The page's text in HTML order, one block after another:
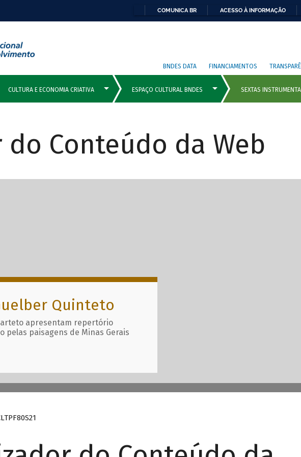
COMUNICA BR ACESSO À INFORMAÇÃO
BNDES DATA FINANCIAMENTOS
Conteúdo da Web
com
Quinteto
apresentam repertório
pelas paisagens de Minas Gerais